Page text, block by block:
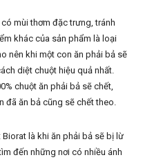
mùi thơm đặc trưng, tránh
khác của sản phẩm là loại
nên khi một con ăn phải bả sẽ
diệt chuột hiệu quả nhất.
chuột ăn phải bả sẽ chết,
đã ăn bả cũng sẽ chết theo.
là khi ăn phải bả sẽ bị lừ
đến những nơi có nhiều ánh